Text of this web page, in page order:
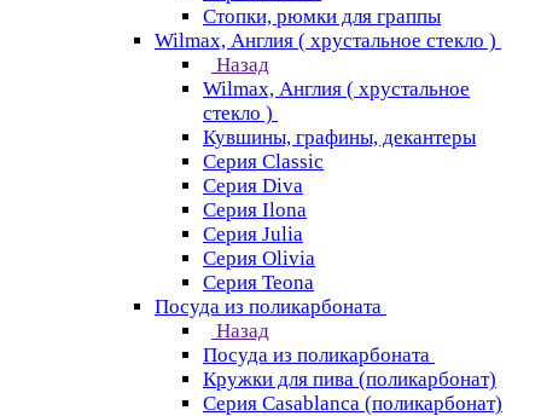
Стопки, рюмки для граппы
Wilmax, Англия ( хрустальное стекло )
Назад
Wilmax, Англия ( хрустальное
стекло )
Кувшины, графины, декантеры
Серия Classic
Серия Diva
Серия Ilona
Серия Julia
Серия Olivia
Серия Teona
Посуда из поликарбоната
Назад
Посуда из поликарбоната
Кружки для пива (поликарбонат)
Серия Casablanсa (поликарбонат)